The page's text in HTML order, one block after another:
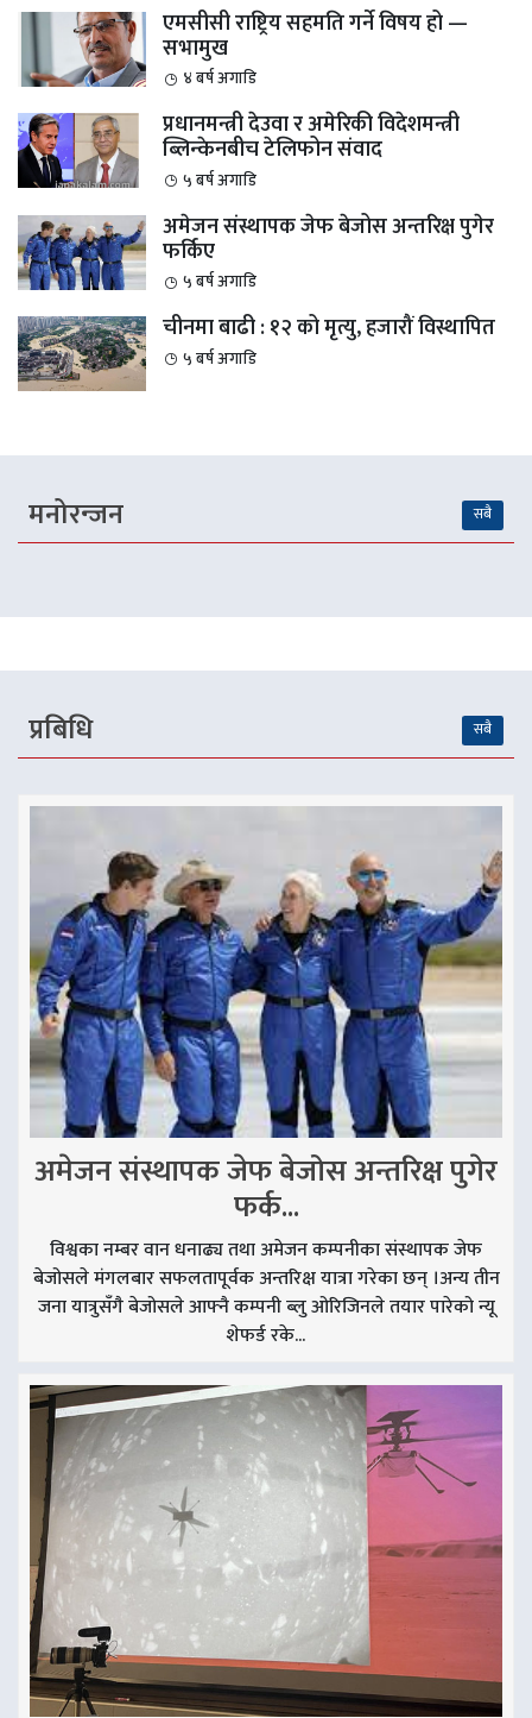
एमसीसी राष्ट्रिय सहमति गर्ने विषय हो —
सभामुख
४ बर्ष अगाडि
प्रधानमन्त्री देउवा र अमेरिकी विदेशमन्त्री
ब्लिन्केनबीच टेलिफोन संवाद
५ बर्ष अगाडि
अमेजन संस्थापक जेफ बेजोस अन्तरिक्ष पुगेर
फर्किए
५ बर्ष अगाडि
चीनमा बाढी : १२ को मृत्यु, हजारौं विस्थापित
५ बर्ष अगाडि
मनोरन्जन सबै
प्रबिधि सबै
अमेजन संस्थापक जेफ बेजोस अन्तरिक्ष पुगेर
फर्क...
विश्वका नम्बर वान धनाढ्य तथा अमेजन कम्पनीका संस्थापक जेफ
बेजोसले मंगलबार सफलतापूर्वक अन्तरिक्ष यात्रा गरेका छन् ।अन्य तीन
जना यात्रुसँगै बेजोसले आफ्नै कम्पनी ब्लु ओरिजिनले तयार पारेको न्यू
शेफर्ड रके...